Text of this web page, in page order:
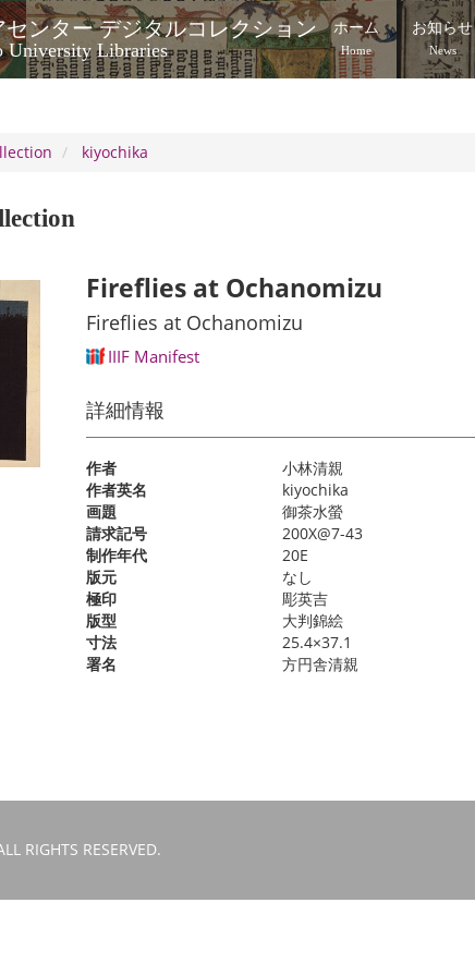
ンター デジタルコレクション
University Libraries
ホーム
Home
お知らせ
News
kiyochika
Fireflies at Ochanomizu
Fireflies at Ochanomizu
IIIF Manifest
詳細情報
作者
小林清親
作者英名
kiyochika
画題
御茶水螢
請求記号
200X@7-43
制作年代
20E
版元
なし
極印
彫英吉
版型
大判錦絵
寸法
25.4×37.1
署名
方円舎清親
RIGHTS RESERVED.